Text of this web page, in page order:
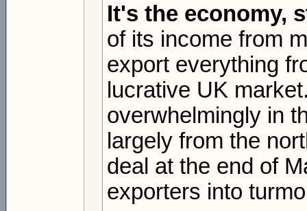
It's the economy,
of its income from
export everything
lucrative UK
overwhelmingly in
largely from the
deal at the end of
exporters into